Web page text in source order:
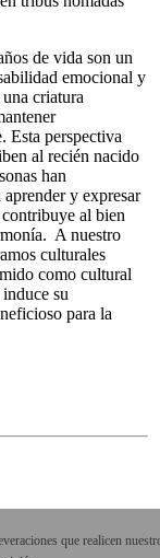
de vida son un
emocional y
criatura
Esta perspectiva
al recién nacido
han
y expresar
al bien
A nuestro
culturales
como cultural
su
para la
que realicen